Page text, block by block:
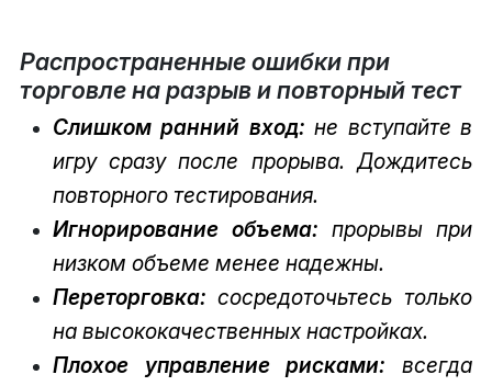
Распространенные ошибки при
торговле на разрыв и повторный тест
Слишком ранний вход: не вступайте в
игру сразу после прорыва. Дождитесь
повторного тестирования.
Игнорирование объема: прорывы при
низком объеме менее надежны.
Переторговка: сосредоточьтесь только
на высококачественных настройках.
Плохое управление рисками:
всегда